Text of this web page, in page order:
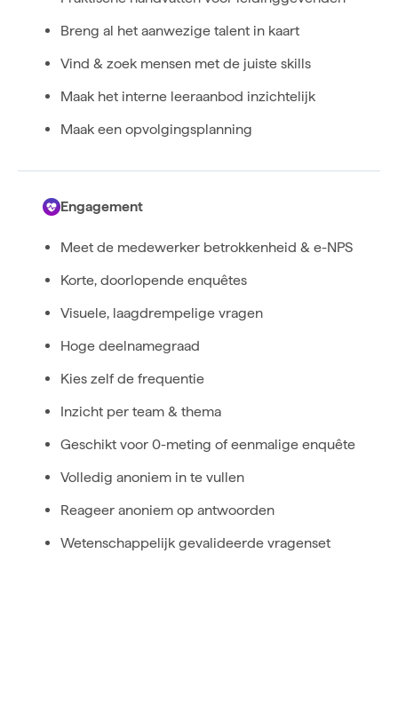
Breng al het aanwezige talent in kaart
Vind & zoek mensen met de juiste skills
Maak het interne leeraanbod inzichtelijk
Maak een opvolgingsplanning
Engagement
Meet de medewerker betrokkenheid & e-NPS
Korte, doorlopende enquêtes
Visuele, laagdrempelige vragen
Hoge deelnamegraad
Kies zelf de frequentie
Inzicht per team & thema
Geschikt voor 0-meting of eenmalige enquête
Volledig anoniem in te vullen
Reageer anoniem op antwoorden
Wetenschappelijk gevalideerde vragenset